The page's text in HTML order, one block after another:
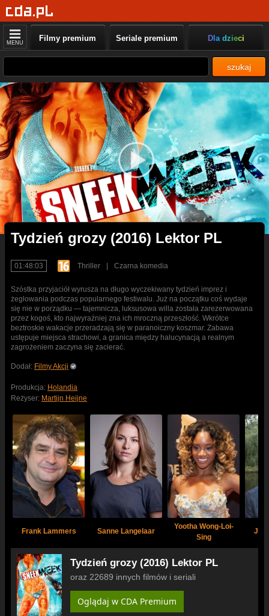
MENU Filmy premium Seriale premium Dla dzieci
szukaj
Tydzień grozy (2016) Lektor PL
01:48:03 Thriller Czarna komedia
Szóstka przyjaciół wyrusza na długo wyczekiwany tydzień imprez i
żeglowania podczas popularnego festiwalu. Już na początku coś wydaje
się nie w porządku — tajemnicza, luksusowa willa została zarezerwowana
przez kogoś, kto najwyraźniej zna ich mroczną przeszłość. Wkrótce
beztroskie wakacje przeradzają się w paranoiczny koszmar. Zabawa
ustępuje miejsca strachowi, a granica między halucynacją a realnym
zagrożeniem zaczyna się zacierać.
Dodał: Filmy Akcji
Produkcja: Holandia
Reżyser: Martijn Heijne
Frank Lammers Sanne Langelaar
Yootha Wong-Loi-
Sing
Job
Tydzień grozy (2016) Lektor PL
oraz 22689 innych filmów i seriali
Oglądaj w CDA Premium